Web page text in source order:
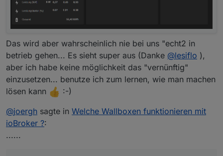
Das wird aber wahrscheinlich nie bei uns "echt2 in
betrieb gehen... Es sieht super aus (Danke @lesiflo ),
aber ich habe keine möglichkeit das "vernünftig"
einzusetzen... benutze ich zum lernen, wie man machen
lösen kann
:-)
@joergh sagte in Welche Wallboxen funktionieren mit
ioBroker ?:
......